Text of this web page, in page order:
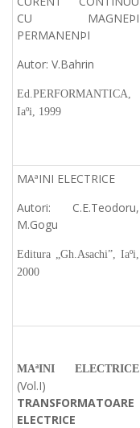
CU MAGNEÞI
PERMANENÞI
Autor: V.Bahrin
Ed.PERFORMANTICA,
Iaºi, 1999
MAªINI ELECTRICE
Autori: C.E.Teodoru,
M.Gogu
Editura „Gh.Asachi”, Iaºi,
2000
MAªINI ELECTRICE
(Vol.I)
TRANSFORMATOARE
ELECTRICE